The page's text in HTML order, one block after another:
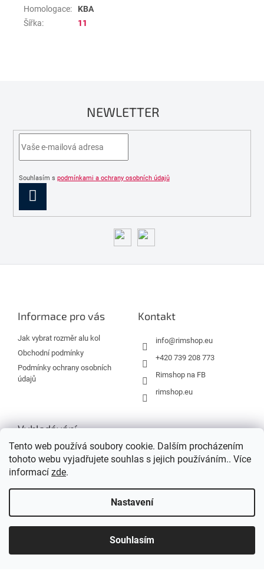
Tento web používá soubory cookie. Dalším procházením
tohoto webu vyjadřujete souhlas s jejich používáním.. Více
informací zde.
Nastavení
Souhlasím
Homologace:
KBA
Šířka: 11
NEWLETTER
Souhlasím s podmínkami a ochrany osobních údajů
SE
Informace pro vás
Jak vybrat rozměr alu kol
Obchodní podmínky
Podmínky ochrany osobních
údajů
Kontakt
info@rimshop.eu
+420 739 208 773
Rimshop na FB
rimshop.eu
Vyhledávání
HLEDAT
Vytvořil Shoptet